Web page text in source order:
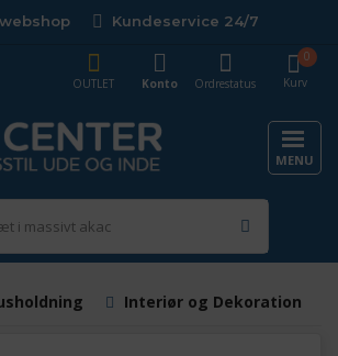
Kundeservice 24/7
Kurv
0
OUTLET
Konto Ordrestatus
MENU
Interiør og Dekoration